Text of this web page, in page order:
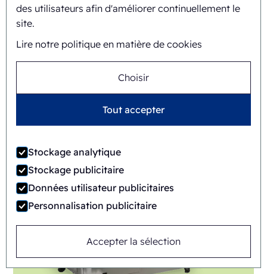
des utilisateurs afin d'améliorer continuellement le
site.
Lire notre politique en matière de cookies
Choisir
Tout accepter
Stockage analytique
Stockage publicitaire
Données utilisateur publicitaires
Personnalisation publicitaire
Accepter la sélection
FAB8-1824-3
Automatique Rotary